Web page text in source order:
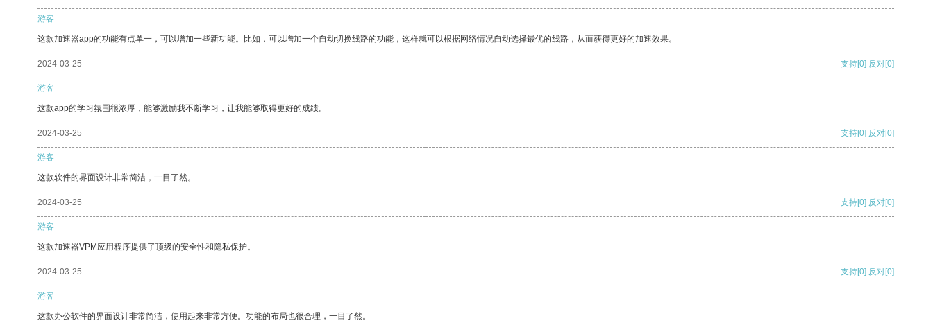
游客
这款加速器app的功能有点单一，可以增加一些新功能。比如，可以增加一个自动切换线路的功能，这样就可以根据网络情况自动选择最优的线路，从而获得更好的加速效果。
2024-03-25 支持[0] 反对[0]
游客
这款app的学习氛围很浓厚，能够激励我不断学习，让我能够取得更好的成绩。
2024-03-25 支持[0] 反对[0]
游客
这款软件的界面设计非常简洁，一目了然。
2024-03-25 支持[0] 反对[0]
游客
这款加速器VPM应用程序提供了顶级的安全性和隐私保护。
2024-03-25 支持[0] 反对[0]
游客
这款办公软件的界面设计非常简洁，使用起来非常方便。功能的布局也很合理，一目了然。